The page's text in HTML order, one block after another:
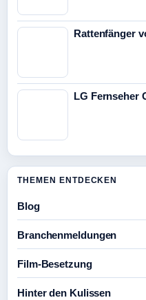
Rattenfänger
LG Fernseher
THEMEN ENTDECKEN
Blog
Branchenmeldungen
Film-Besetzung
Hinter den Kulissen